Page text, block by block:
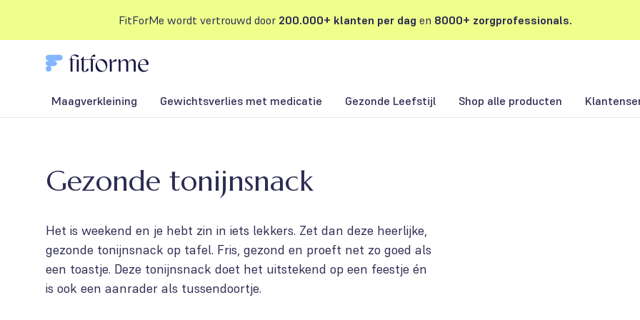
FitForMe wordt vertrouwd door 200.000+ klanten per dag en 8000+ zorgprofessionals.
Maagverkleining Gewichtsverlies met medicatie Gezonde Leefstijl Shop alle producten
Gezonde tonijnsnack
Het is weekend en je hebt zin in iets lekkers. Zet dan deze heerlijke,
gezonde tonijnsnack op tafel. Fris, gezond en proeft net zo goed als
een toastje. Deze tonijnsnack doet het uitstekend op een feestje én
is ook een aanrader als tussendoortje.